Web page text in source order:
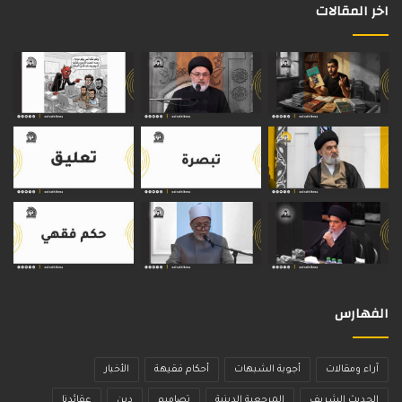
اخر المقالات
الفهارس
آراء ومقالات أجوبة الشبهات أحكام فقيهة الأخبار
الحديث الشريف المرجعية الدينية تصاميم دين عقائدنا